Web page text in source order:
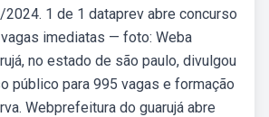
1 de 1 dataprev abre concurso
imediatas — foto: Weba
no estado de são paulo, divulgou
público para 995 vagas e formação
Webprefeitura do guarujá abre